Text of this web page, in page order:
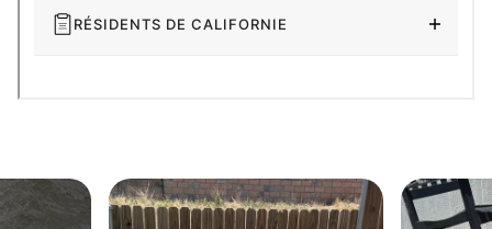
RÉSIDENTS DE CALIFORNIE